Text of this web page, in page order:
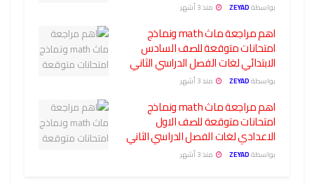
بواسطةZEYAD منذ 3 أشهر
اهم مراجعة ماث math ونماذج
امتحانات متوقعة للصف السادس
الابتدائي لغات الفصل الدراسي الثاني
بواسطةZEYAD منذ 3 أشهر
اهم مراجعة ماث math ونماذج
امتحانات متوقعة للصف الاول
الاعدادي لغات الفصل الدراسي الثاني
بواسطةZEYAD منذ 3 أشهر